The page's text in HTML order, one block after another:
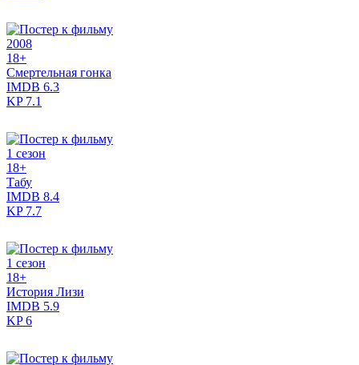
2008
18+
Смертельная гонка
IMDB 6.3
KP7.1
1 сезон
18+
Табу
IMDB 8.4
KP7.7
1 сезон
18+
История Лизи
IMDB 5.9
KP6